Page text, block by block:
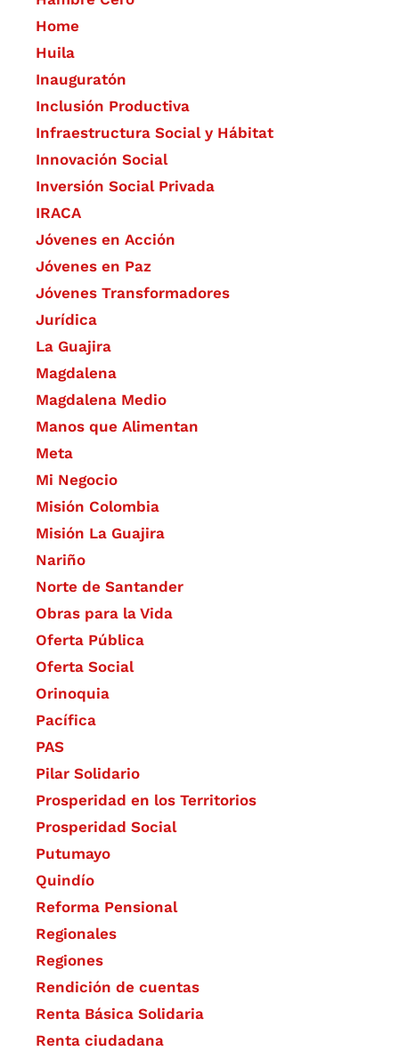
Home
Huila
Inauguratón
Inclusión Productiva
Infraestructura Social y Hábitat
​Innovación Social
Inversión Social Privada
IRACA
Jóvenes en Acción
Jóvenes en Paz
Jóvenes Transformadores
Jurídica
La Guajira
Magdalena
Magdalena Medio
Manos que Alimentan
Meta
Mi Negocio
Misión Colombia
Misión La Guajira
Nariño
Norte de Santander
Obras para la Vida
Oferta Pública
Oferta Social​​
Orinoquia
Pacífica
PAS
Pilar Solidario
Prosperidad en los Territorios
Prosperidad Social
Putumayo
Quindío
Reforma Pensional
Regionales
Regiones
Rendición de cuentas
Renta Básica Solidaria
Renta ciudadana